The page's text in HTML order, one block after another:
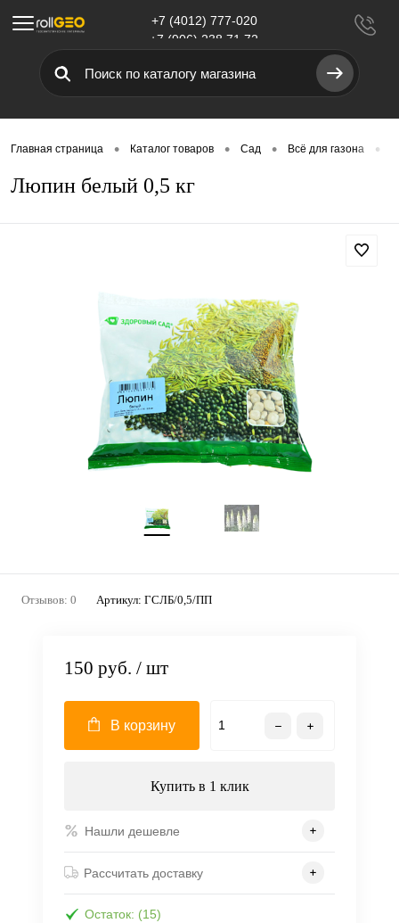
Меню
+7 (4012) 777-020
+7 (906) 238 71 72
Главная страница • Каталог товаров • Сад • Всё для газона •
Люпин белый 0,5 кг
Отзывов: 0 Артикул: ГСЛБ/0,5/ПП
150 руб. / шт
В корзину
Купить в 1 клик
Нашли дешевле
Рассчитать доставку
Остаток: (15)